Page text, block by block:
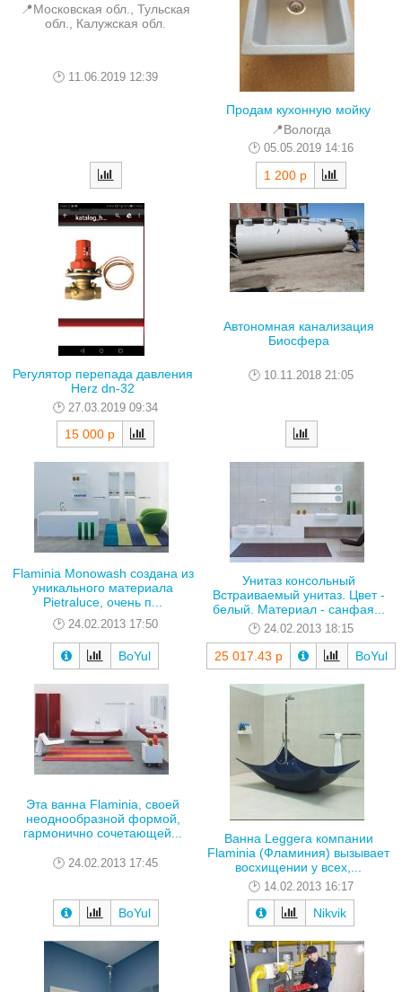
📍Московская обл., Тульская
обл., Калужская обл.
11.06.2019 12:39
Продам кухонную мойку
📍Вологда
05.05.2019 14:16
1 200 р
Регулятор перепада давления
Herz dn-32
27.03.2019 09:34
15 000 р
Автономная канализация
Биосфера
10.11.2018 21:05
Flaminia Monowash создана из
уникального материала
Pietraluce, очень п...
24.02.2013 17:50
BoYul
Унитаз консольный
Встраиваемый унитаз. Цвет -
белый. Материал - санфая...
24.02.2013 18:15
25 017.43 р BoYul
Эта ванна Flaminia, своей
неоднообразной формой,
гармонично сочетающей...
24.02.2013 17:45
BoYul
Ванна Leggera компании
Flaminia (Фламиния) вызывает
восхищении у всех,...
14.02.2013 16:17
Nikvik